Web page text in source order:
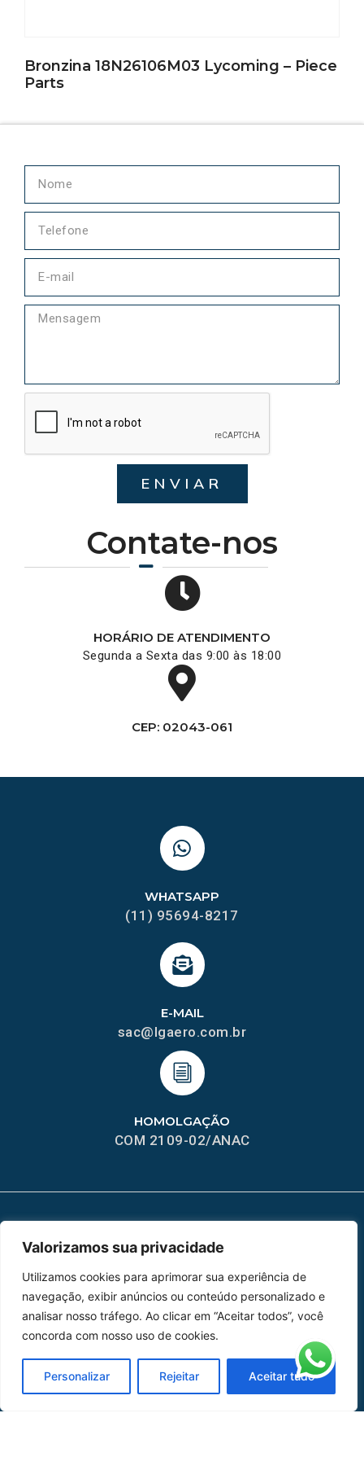
Valorizamos sua privacidade
Utilizamos cookies para aprimorar sua experiência de
navegação, exibir anúncios ou conteúdo personalizado e
analisar nosso tráfego. Ao clicar em “Aceitar todos”, você
concorda com nosso uso de cookies.
Personalizar Rejeitar Aceitar tudo
Bronzina 18N26106M03 Lycoming – Piece
Parts
Contate-nos
HORÁRIO DE ATENDIMENTO
Segunda a Sexta das 9:00 às 18:00
CEP: 02043-061
ENVIAR
HOMOLGAÇÃO
COM 2109-02/ANAC
E-MAIL
sac@lgaero.com.br
WHATSAPP
(11) 95694-8217
MAPA DO SITE
Sobre Nós
Catálogo de Aplicações
Oficina de Mangueiras